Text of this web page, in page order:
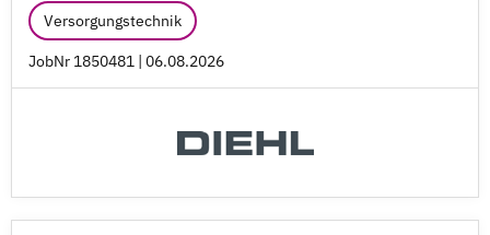
Versorgungstechnik
JobNr 1850481 | 06.08.2026